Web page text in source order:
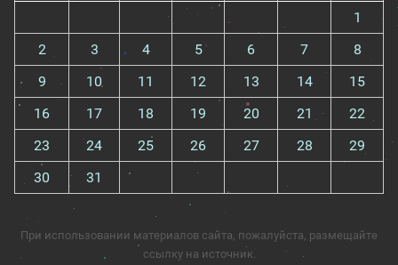
1
2
3 4 5 6 7
8
9
10 11 12 13 14
15
16
17 18 19 20 21
22
23
24 25 26 27 28
29
30
31
При использовании материалов сайта, пожалуйста, размещайте
ссылку на источник.